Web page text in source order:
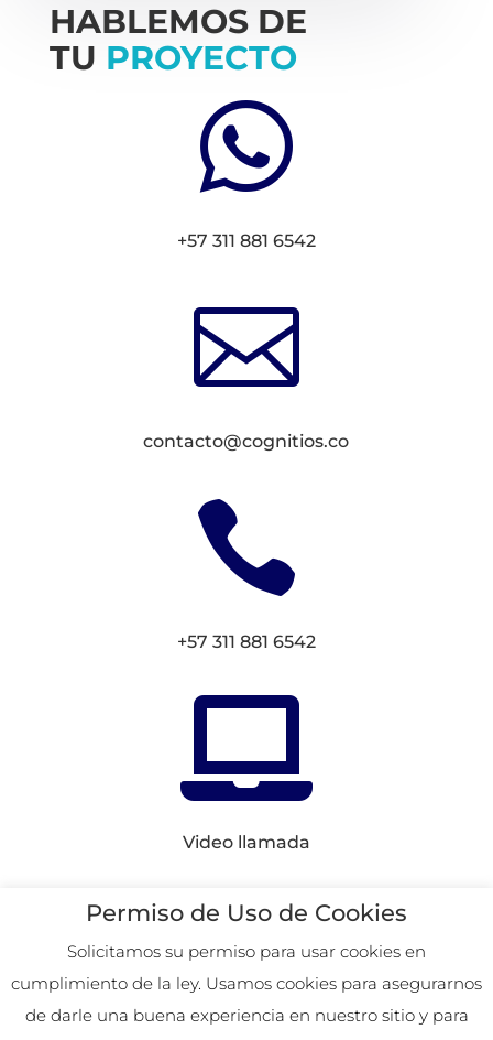
HABLEMOS DE
TU PROYECTO

+57 311 881 6542

contacto@cognitios.co

+57 311 881 6542

Video llamada
Conectemos enRedes
2026. Remoto desde
Permiso de Uso de Cookies
Solicitamos su permiso para usar cookies en
cumplimiento de la ley. Usamos cookies para asegurarnos
de darle una buena experiencia en nuestro sitio y para